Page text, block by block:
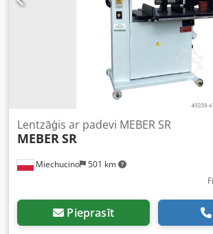
Miechucino 501 km
Lentzāģis ar padevi MEBER SR
MEBERSR
Pieprasīt